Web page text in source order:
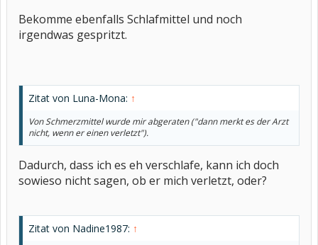
Bekomme ebenfalls Schlafmittel und noch
irgendwas gespritzt.
Zitat von Luna-Mona: ↑
Von Schmerzmittel wurde mir abgeraten ("dann merkt es der Arzt
nicht, wenn er einen verletzt").
Dadurch, dass ich es eh verschlafe, kann ich doch
sowieso nicht sagen, ob er mich verletzt, oder?
Zitat von Nadine1987: ↑